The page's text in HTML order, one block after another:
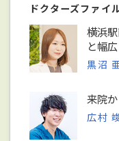
ドクターズファイ
横浜
と幅
黒沼
来院
広村